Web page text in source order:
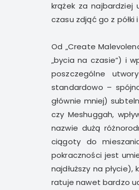
krążek za najbardziej
czasu zdjąć go z
Od „Create
„bycia na czasie”) i
poszczególne
standardowo –
głównie mniej)
czy Meshuggah,
nazwie dużą
ciągoty do
pokraczności jest
najdłuższy na
ratuje nawet bardzo